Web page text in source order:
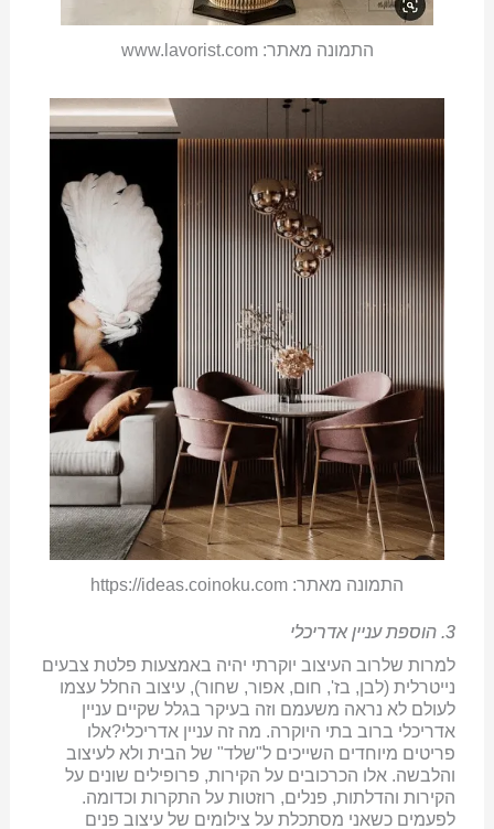
התמונה מאתר: www.lavorist.com
התמונה מאתר: https://ideas.coinoku.com
3. הוספת עניין אדריכלי
למרות שלרוב העיצוב יוקרתי יהיה באמצעות פלטת צבעים
נייטרלית (לבן, בז', חום, אפור, שחור), עיצוב החלל עצמו
לעולם לא נראה משעמם וזה בעיקר בגלל שקיים עניין
אדריכלי ברוב בתי היוקרה. מה זה עניין אדריכלי?אלו
פריטים מיוחדים השייכים ל"שלד" של הבית ולא לעיצוב
והלבשה. אלו הכרכובים על הקירות, פרופילים שונים על
הקירות והדלתות, פנלים, רוזטות על התקרות וכדומה.
לפעמים כשאני מסתכלת על צילומים של עיצוב פנים